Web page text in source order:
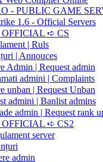
- PUBLIC GAME
1.6 - Official Servers
➪ CS
| Ruls
| Annouces
Admin | Request admin
admini | Complaints
| Request Unban
admini | Banlist admins
admin | Request rank
➪ CS2
server
admin